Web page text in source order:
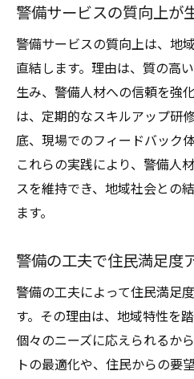
警備サービスの質向上が
警備サービスの質向上は、地
直結します。理由は、質の高
生み、警備人材への信頼を強
は、定期的なスキルアップ研
底、現場でのフィードバック
これらの実践により、警備人
スを維持でき、地域社会との
ます。
警備の工夫で住民満足度
警備の工夫によって住民満足
す。その理由は、地域特性を
個々のニーズに応えられるか
トの最適化や、住民からの要